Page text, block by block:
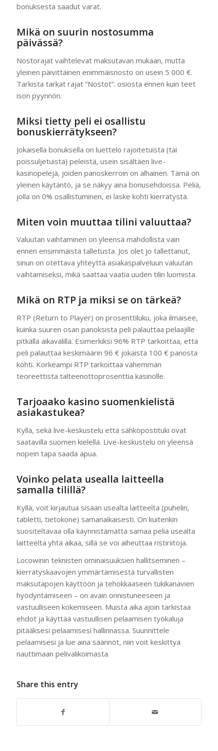
bonuksesta saadut varat.
Mikä on suurin nostosumma
päivässä?
Nostorajat vaihtelevat maksutavan mukaan, mutta
yleinen päivittäinen enimmäisnosto on usein 5 000 €.
Tarkista tarkat rajat “Nostot”. osiosta ennen kuin teet
ison pyynnön.
Miksi tietty peli ei osallistu
bonuskierrätykseen?
Jokaisella bonuksella on luettelo rajoitetuista (tai
poissuljetuista) peleistä, usein sisältäen live-
kasinopelejä, joiden panoskerroin on alhainen. Tämä on
yleinen käytäntö, ja se näkyy aina bonusehdoissa. Peliä,
jolla on 0% osallistuminen, ei laske kohti kierrätystä.
Miten voin muuttaa tilini valuuttaa?
Valuutan vaihtaminen on yleensä mahdollista vain
ennen ensimmäistä talletusta. Jos olet jo tallettanut,
sinun on otettava yhteyttä asiakaspalveluun valuutan
vaihtamiseksi, mikä saattaa vaatia uuden tilin luomista.
Mikä on RTP ja miksi se on tärkeä?
RTP (Return to Player) on prosenttiluku, joka ilmaisee,
kuinka suuren osan panoksista peli palauttaa pelaajille
pitkällä aikavälillä. Esimerkiksi 96% RTP tarkoittaa, että
peli palauttaa keskimäärin 96 € jokaista 100 € panosta
kohti. Korkeampi RTP tarkoittaa vähemmän
teoreettista talteenottoprosenttia kasinolle.
Tarjoaako kasino suomenkielistä
asiakastukea?
Kyllä, sekä live-keskustelu että sähköpostituki ovat
saatavilla suomen kielellä. Live-keskustelu on yleensä
nopein tapa saada apua.
Voinko pelata usealla laitteella
samalla tilillä?
Kyllä, voit kirjautua sisään usealta laitteelta (puhelin,
tabletti, tietokone) samanaikaisesti. On kuitenkin
suositeltavaa olla käynnistämättä samaa peliä usealta
laitteelta yhtä aikaa, sillä se voi aiheuttaa ristiriitoja.
Locowinin teknisten ominaisuuksien hallitseminen –
kierrätyskaavojen ymmärtämisestä turvallisten
maksutapojen käyttöön ja tehokkaaseen tukikanavien
hyödyntämiseen – on avain onnistuneeseen ja
vastuulliseen kokemiseen. Muista aika ajoin tarkistaa
ehdot ja käyttää vastuullisen pelaamisen työkaluja
pitääksesi pelaamisesi hallinnassa. Suunnittele
pelaamisesi ja lue aina säännöt, niin voit keskittyä
nauttimaan pelivalikoimasta.
Share this entry